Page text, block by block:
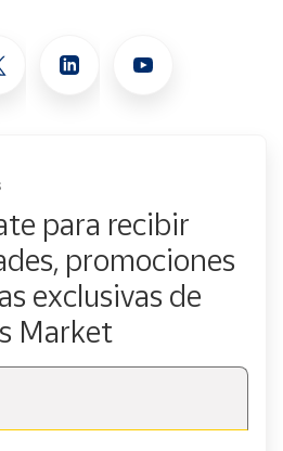
para recibir
promociones
exclusivas de
Market